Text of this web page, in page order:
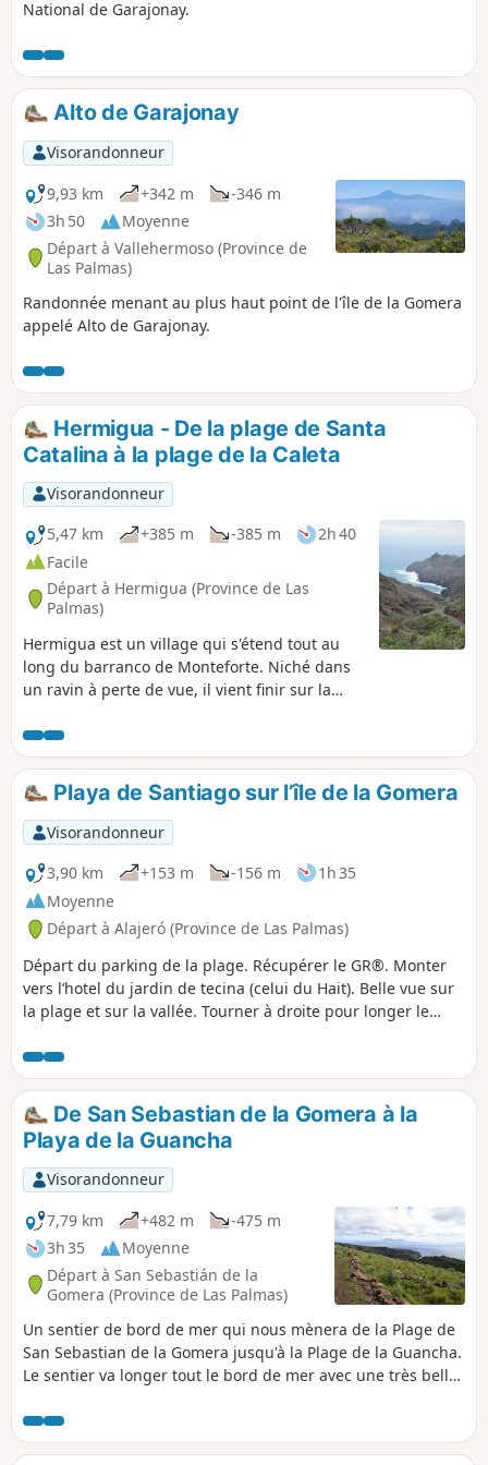
National de Garajonay.
Alto de Garajonay
Visorandonneur
9,93 km
+342 m
-346 m
3h 50
Moyenne
Départ à Vallehermoso (Province de
Las Palmas)
Randonnée menant au plus haut point de l'île de la Gomera
appelé Alto de Garajonay.
Hermigua - De la plage de Santa
Catalina à la plage de la Caleta
Visorandonneur
5,47 km
+385 m -385 m
2h 40
Facile
Départ à Hermigua (Province de Las
Palmas)
Hermigua est un village qui s'étend tout au
long du barranco de Monteforte. Niché dans
un ravin à perte de vue, il vient finir sur la
nous conduire de la plage de Santa Catalina à
la plage de la Caleta.
Playa de Santiago sur l’île de la Gomera
Visorandonneur
3,90 km
+153 m -156 m
1h 35
Moyenne
Départ à Alajeró (Province de Las Palmas)
Départ du parking de la plage. Récupérer le GR®. Monter
vers l’hotel du jardin de tecina (celui du Hait). Belle vue sur
la plage et sur la vallée. Tourner à droite pour longer le
symbole du Gr. Prendre le superbe chemin panoramique
qui reviens le long de la falaise. Evidemment possibilité de
continuer sur la plage de tapahuga. Dirigez vous vers le
bâtiment de fred olsen et tournez à gauche le long du
champ de bananier. Vous voilà de retour le long du golfe.
De San Sebastian de la Gomera à la
Playa de la Guancha
Visorandonneur
7,79 km
+482 m
-475 m
3h 35
Moyenne
Départ à San Sebastián de la
Gomera (Province de Las Palmas)
Un sentier de bord de mer qui nous mènera de la Plage de
San Sebastian de la Gomera jusqu'à la Plage de la Guancha.
Le sentier va longer tout le bord de mer avec une très belle
Téïde, point culminant de l'Espagne.